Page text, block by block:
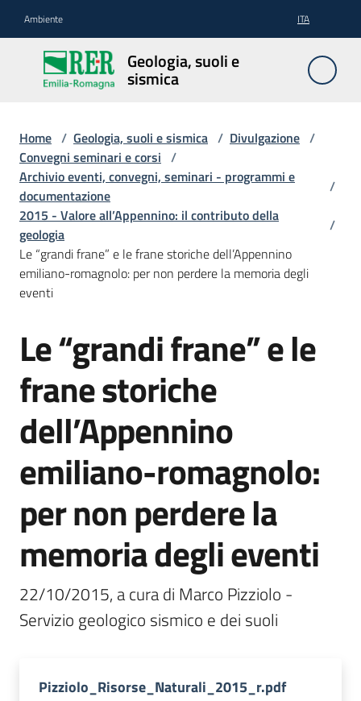
Ambiente ITA
Geologia, suoli e
sismica
Geologia,
suoli e
sismica
Geologia
Suoli
Sismica
Cartografia
e
banche
dati
Divulgazione
Seguici
su
Home / Geologia, suoli e sismica / Divulgazione /
Convegni seminari e corsi /
Archivio eventi, convegni, seminari - programmi e
documentazione
/
2015 - Valore all’Appennino: il contributo della
geologia
/
Le “grandi frane” e le frane storiche dell’Appennino
emiliano-romagnolo: per non perdere la memoria degli
eventi
Le “grandi frane” e le
frane storiche
dell’Appennino
emiliano-romagnolo:
per non perdere la
memoria degli eventi
22/10/2015, a cura di Marco Pizziolo -
Servizio geologico sismico e dei suoli
Pizziolo_Risorse_Naturali_2015_r.pdf